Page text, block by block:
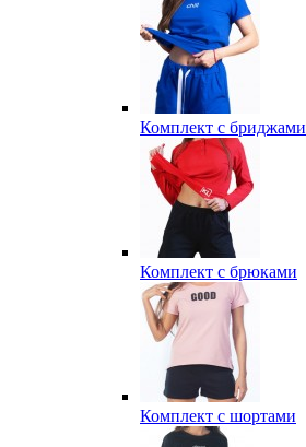
Комплект с бриджами
Комплект с брюками
Комплект с шортами